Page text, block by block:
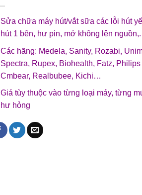
Sửa chữa máy hút/vắt sữa các lỗi hút
hút 1 bên, hư pin, mở không lên nguồn,.
Các hãng: Medela, Sanity, Rozabi,
Spectra, Rupex, Biohealth, Fatz, Philips
Cmbear, Realbubee, Kichi…
Giá tùy thuộc vào từng loại máy, từng
hư hỏng